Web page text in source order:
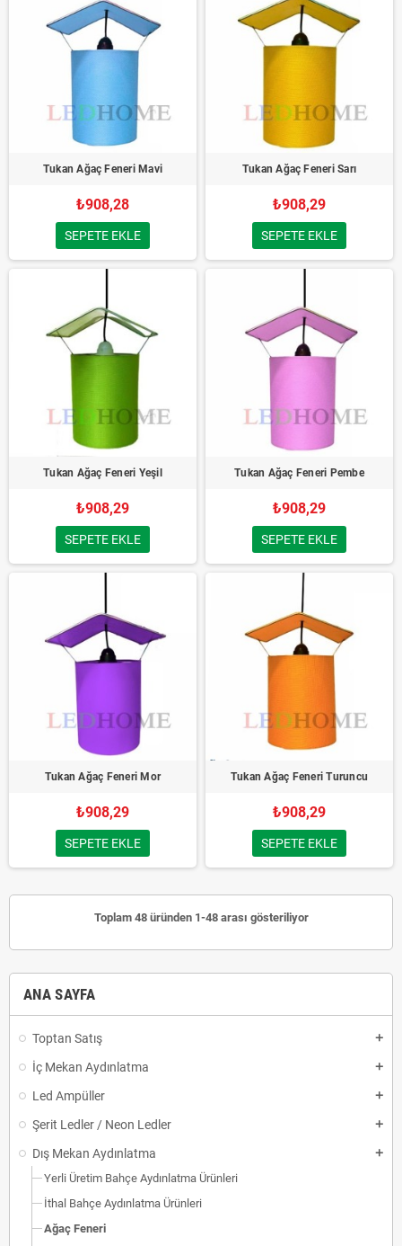
ANA SAYFA
Toptan Satış add
İç Mekan Aydınlatma add
Led Ampüller add
Şerit Ledler / Neon Ledler add
Dış Mekan Aydınlatma add
Yerli Üretim Bahçe Aydınlatma Ürünleri
İthal Bahçe Aydınlatma Ürünleri
Ağaç Feneri
Tukan Ağaç Feneri Mavi
₺908,28
SEPETE EKLE
Tukan Ağaç Feneri Sarı
₺908,29
SEPETE EKLE
Tukan Ağaç Feneri Yeşil
₺908,29
SEPETE EKLE
Tukan Ağaç Feneri Pembe
₺908,29
SEPETE EKLE
Tukan Ağaç Feneri Mor
₺908,29
SEPETE EKLE
Tukan Ağaç Feneri Turuncu
₺908,29
SEPETE EKLE
Toplam 48 üründen 1-48 arası gösteriliyor